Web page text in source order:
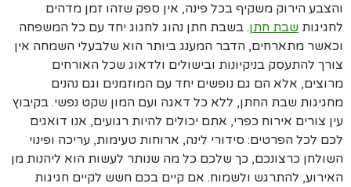
והצבע הירוק משקיף בכל פינה, אין ספק שזהו זמן מדהים
לחגיגות שבת חתן. בשבת חתן נהוג לחגוג יחד עם כל המשפחה
וכאשר מתארחים, הדבר המענג ביותר הוא שלבעלי השמחה אין
צורך להתעסק בניקיונות ובישולים ולדאוג שכל האורחים
מרוצים, אלא הם גם נופשים יחד עם המוזמנים וגם נהנים
מחגיגות שבת החתן, ללא כל דאגה ועם המון שקט נפשי. בקיבוץ
עין צורים אירוח כפרי, אתם יכולים להיות רגועים, אנו דואגים
לכם לכל הפרטים: סידורי לינה, ארוחות טעימות, עריכה ופינוי
השולחן כרצונכם, כך שלכם כל מה שנותר לעשות הוא ליהנות מן
האירוע, להתרגש ולשמוח. אם קיים בכם חשש לקיים חגיגות